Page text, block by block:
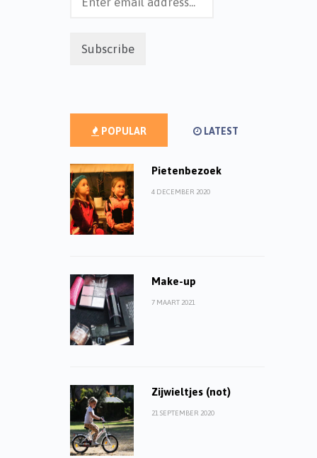
POPULAR LATEST
Pietenbezoek
4 DECEMBER 2020
Make-up
7 MAART 2021
Zijwieltjes (not)
21 SEPTEMBER 2020